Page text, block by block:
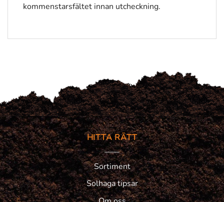
kommenstarsfältet innan utcheckning.
HITTA RÄTT
Sortiment
Solhaga tipsar